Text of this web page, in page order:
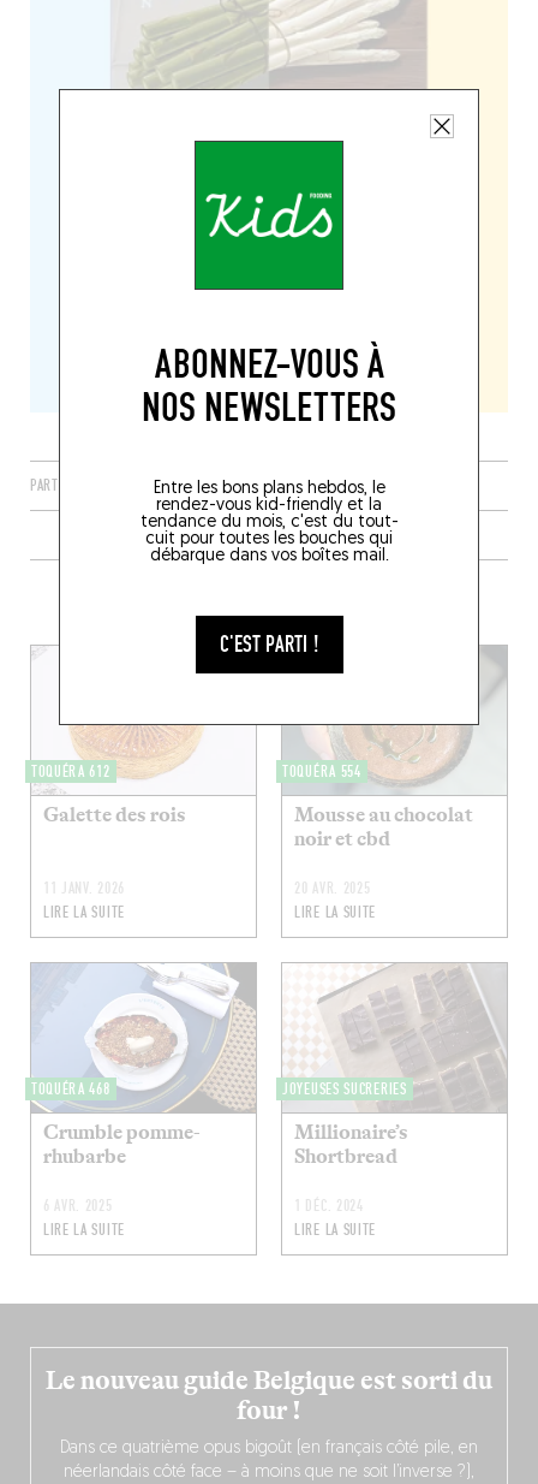
ABONNEZ-VOUS À
NOS NEWSLETTERS
Entre les bons plans hebdos, le
rendez-vous kid-friendly et la
tendance du mois, c'est du tout-
cuit pour toutes les bouches qui
débarque dans vos boîtes mail.
C'EST PARTI !
PARTAGER
TOQUÉRA 612
Galette des rois
11 JANV. 2026
LIRE LA SUITE
TOQUÉRA 554
Mousse au chocolat
noir et cbd
20 AVR. 2025
LIRE LA SUITE
TOQUÉRA 468
Crumble pomme-
rhubarbe
6 AVR. 2025
LIRE LA SUITE
JOYEUSES SUCRERIES
Millionaire’s
Shortbread
1 DÉC. 2024
LIRE LA SUITE
Le nouveau guide Belgique est sorti du
four !
Dans ce quatrième opus bigoût (en français côté pile, en
néerlandais côté face – à moins que ne soit l’inverse ?),